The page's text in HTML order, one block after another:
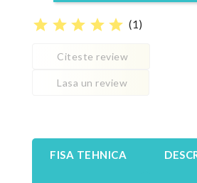
star star star star star (1)
Citeste review
Lasa un review
FISA TEHNICA